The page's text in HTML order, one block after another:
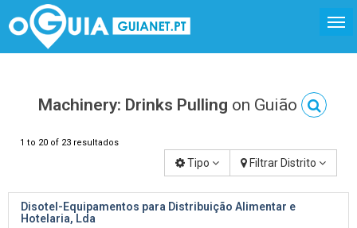
Machinery: Drinks Pulling on Guião
1 to 20 of 23 resultados
Tipo Filtrar Distrito
Disotel-Equipamentos para Distribuição Alimentar e
Hotelaria, Lda